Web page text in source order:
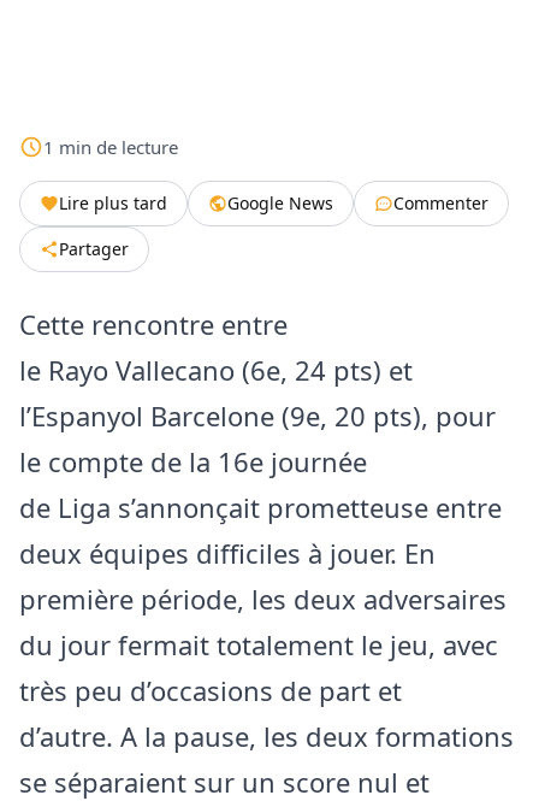
1 min de lecture
Lire plus tard Google News
Commenter
Partager
Cette rencontre entre
le Rayo Vallecano (6e, 24 pts) et
l’Espanyol Barcelone (9e, 20 pts), pour
le compte de la 16e journée
de Liga s’annonçait prometteuse entre
deux équipes difficiles à jouer. En
première période, les deux adversaires
du jour fermait totalement le jeu, avec
très peu d’occasions de part et
d’autre. A la pause, les deux formations
se séparaient sur un score nul et